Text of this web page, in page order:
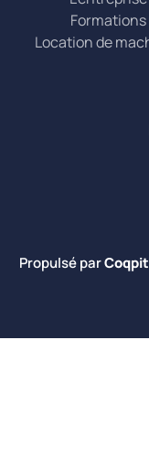
Formations
Location de
Propulsé par